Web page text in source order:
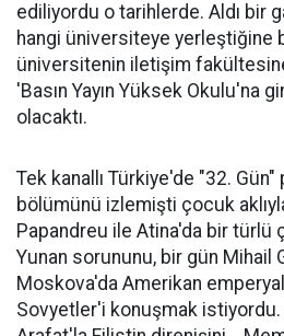
ediliyordu o tarihlerde. Aldı bir
hangi üniversiteye yerleştiğine
üniversitenin iletişim
'Basın Yayın Yüksek Okulu'na
olacaktı.
Tek kanallı Türkiye'de "32. Gün"
bölümünü izlemişti çocuk
Papandreu ile Atina'da bir türlü
Yunan sorununu, bir gün Mihail
Moskova'da Amerikan
Sovyetler'i konuşmak